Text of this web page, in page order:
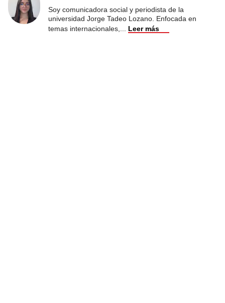
Soy comunicadora social y periodista de la
universidad Jorge Tadeo Lozano. Enfocada en
temas internacionales,
Leer más